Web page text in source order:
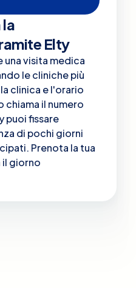
Elty
una visita medica
le cliniche più
clinica e l'orario
chiama il numero
puoi fissare
di pochi giorni
Prenota la tua
il giorno